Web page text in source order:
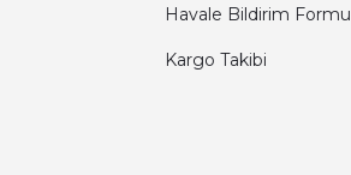
Havale Bildirim Formu
Kargo Takibi